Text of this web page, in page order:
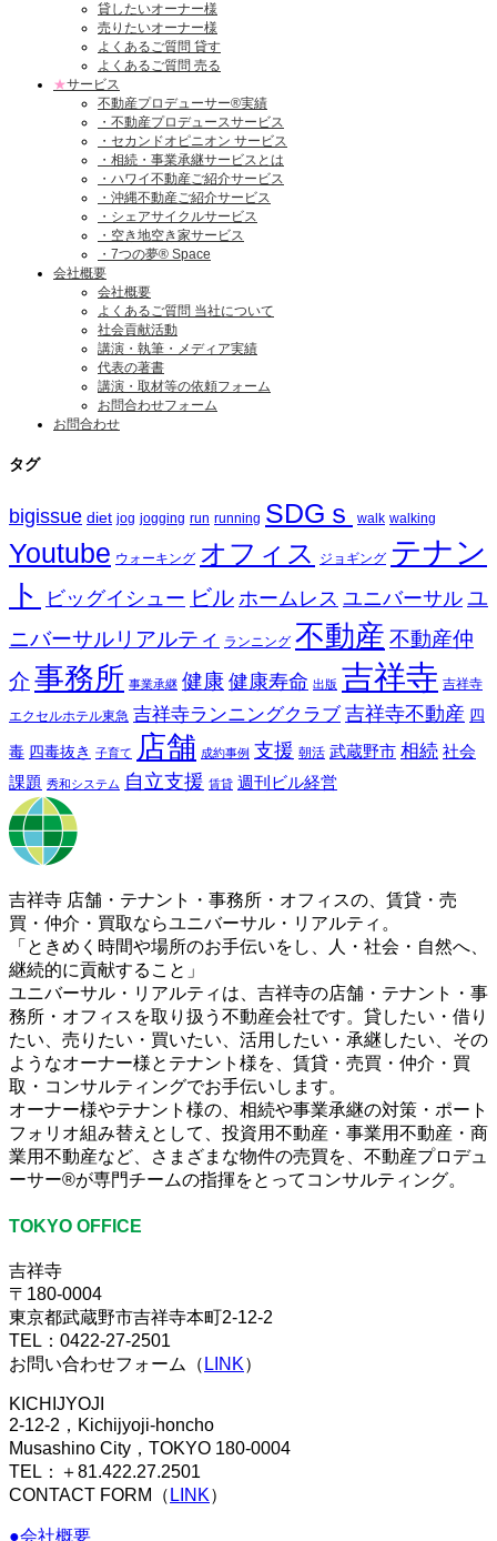
貸したいオーナー様
売りたいオーナー様
よくあるご質問 貸す
よくあるご質問 売る
★サービス
不動産プロデューサー®実績
・不動産プロデュースサービス
・セカンドオピニオン サービス
・相続・事業承継サービスとは
・ハワイ不動産ご紹介サービス
・沖縄不動産ご紹介サービス
・シェアサイクルサービス
・空き地空き家サービス
・7つの夢® Space
会社概要
会社概要
よくあるご質問 当社について
社会貢献活動
講演・執筆・メディア実績
代表の著書
講演・取材等の依頼フォーム
お問合わせフォーム
お問合わせ
タグ
bigissue diet jog jogging run running SDGｓ walk walking
Youtube ウォーキング オフィス ジョギング テナン
ト
ビッグイシュー ビルホームレス ユニバーサルユ
ニバーサルリアルティ
ランニング 不動産 不動産仲
介 事務所 事業承継 健康健康寿命 出版 吉祥寺 吉祥寺
エクセルホテル東急 吉祥寺ランニングクラブ 吉祥寺不動産 四
毒 四毒抜き 子育て 店舗 成約事例 支援 朝活 武蔵野市 相続 社会
課題 秀和システム 自立支援 賃貸 週刊ビル経営
吉祥寺 店舗・テナント・事務所・オフィスの、賃貸・売
買・仲介・買取ならユニバーサル・リアルティ。
「ときめく時間や場所のお手伝いをし、人・社会・自然へ、
継続的に貢献すること」
ユニバーサル・リアルティは、吉祥寺の店舗・テナント・事
務所・オフィスを取り扱う不動産会社です。貸したい・借り
たい、売りたい・買いたい、活用したい・承継したい、その
ようなオーナー様とテナント様を、賃貸・売買・仲介・買
取・コンサルティングでお手伝いします。
オーナー様やテナント様の、相続や事業承継の対策・ポート
フォリオ組み替えとして、投資用不動産・事業用不動産・商
業用不動産など、さまざまな物件の売買を、不動産プロデュ
ーサー®が専門チームの指揮をとってコンサルティング。
TOKYO OFFICE
吉祥寺
〒180-0004
東京都武蔵野市吉祥寺本町2-12-2
TEL：0422-27-2501
お問い合わせフォーム（ LINK）
KICHIJYOJI
2-12-2，Kichijyoji-honcho
Musashino City，TOKYO 180-0004
TEL：＋81.422.27.2501
CONTACT FORM（ LINK）
●会社概要